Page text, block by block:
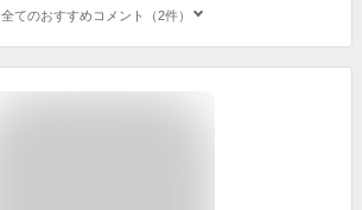
全てのおすすめコメント（2件）